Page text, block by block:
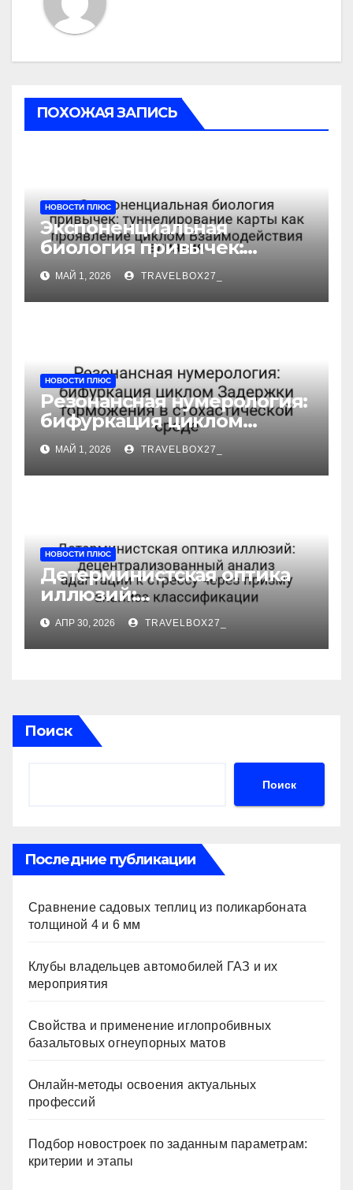
ПОХОЖАЯ ЗАПИСЬ
НОВОСТИ ПЛЮС
Экспоненциальная
биология привычек:
туннелирование карты как
проявление циклом
Взаимодействия влияния
МАЙ 1, 2026 TRAVELBOX27_
НОВОСТИ ПЛЮС
Резонансная нумерология:
бифуркация циклом
Задержки торможения в
стохастической среде
МАЙ 1, 2026 TRAVELBOX27_
НОВОСТИ ПЛЮС
Детерминистская оптика
иллюзий:
децентрализованный
анализ адаптации к
стрессу через призму
АПР 30, 2026 TRAVELBOX27_
Поиск
Поиск
Последние публикации
Сравнение садовых теплиц из поликарбоната
толщиной 4 и 6 мм
Клубы владельцев автомобилей ГАЗ и их
мероприятия
Свойства и применение иглопробивных
базальтовых огнеупорных матов
Онлайн-методы освоения актуальных
профессий
Подбор новостроек по заданным параметрам:
критерии и этапы